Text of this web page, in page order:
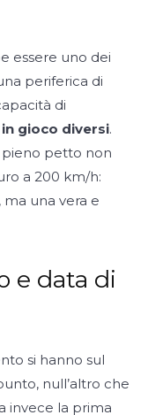
essere uno dei
periferica di
di
gioco diversi.
pieno petto non
a 200 km/h:
ma una vera e
e data di
si hanno sul
null’altro che
invece la prima